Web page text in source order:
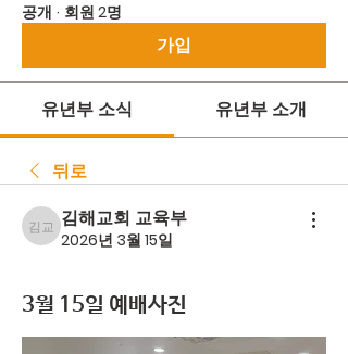
공개 · 회원 2명
가입
유년부 소식 유년부 소개
뒤로
김해교회 교육부
김해교회 교육부
2026년 3월 15일
3월 15일 예배사진